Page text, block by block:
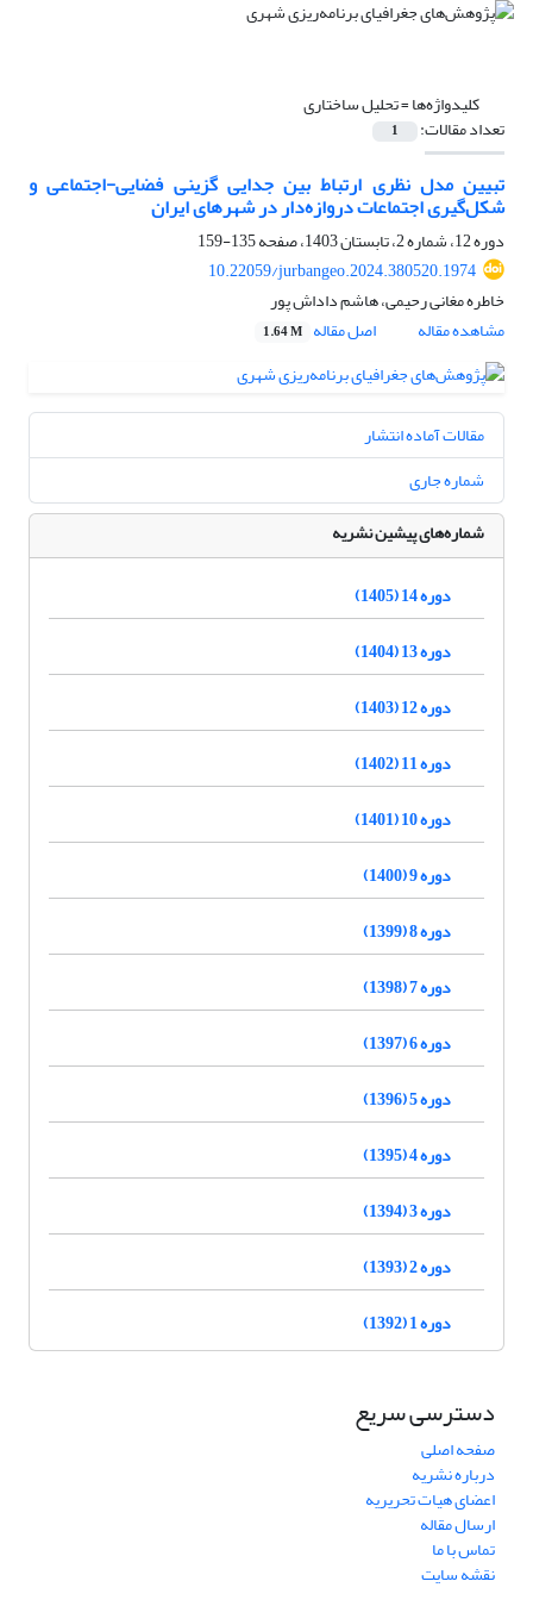
کلیدواژه‌ها =تحلیل ساختاری
تعداد مقالات: 1
تبیین مدل نظری ارتباط بین جدایی گزینی فضایی-اجتماعی و
شکل‌گیری اجتماعات دروازه‌دار در شهرهای ایران
دوره 12، شماره 2، تابستان 1403، صفحه
135-159
10.22059/jurbangeo.2024.380520.1974
خاطره مغانی رحیمی، هاشم داداش پور
مشاهده مقاله
اصل مقاله 1.64 M
مقالات آماده انتشار
شماره جاری
شماره‌های پیشین نشریه
دوره 14 (1405)
دوره 13 (1404)
دوره 12 (1403)
دوره 11 (1402)
دوره 10 (1401)
دوره 9 (1400)
دوره 8 (1399)
دوره 7 (1398)
دوره 6 (1397)
دوره 5 (1396)
دوره 4 (1395)
دوره 3 (1394)
دوره 2 (1393)
دوره 1 (1392)
دسترسی سریع
صفحه اصلی
درباره نشریه
اعضای هیات تحریریه
ارسال مقاله
تماس با ما
نقشه سایت